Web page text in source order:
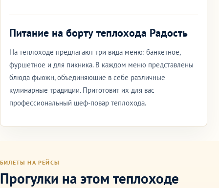
Питание на борту теплохода Радость
На теплоходе предлагают три вида меню: банкетное,
фуршетное и для пикника. В каждом меню представлены
блюда фьюжн, объединяющие в себе различные
кулинарные традиции. Приготовит их для вас
профессиональный шеф-повар теплохода.
БИЛЕТЫ НА РЕЙСЫ
Прогулки на этом теплоходе